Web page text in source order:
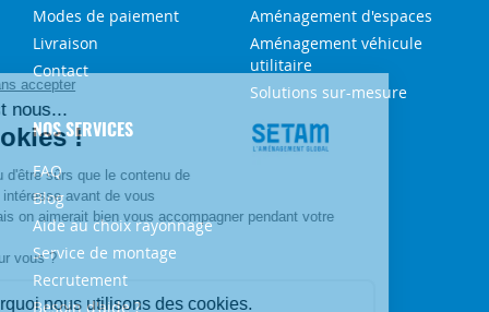
Modes de paiement
Livraison
Contact
Aménagement d'espaces
Aménagement véhicule
utilitaire
Solutions sur-mesure
NOS SERVICES
FAQ
Blog
Aide au choix rayonnage
Service de montage
Recrutement
Besoin d'aide ?